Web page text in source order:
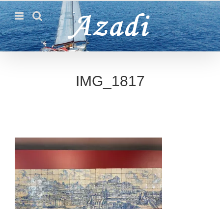
Passer
au
contenu
IMG_1817